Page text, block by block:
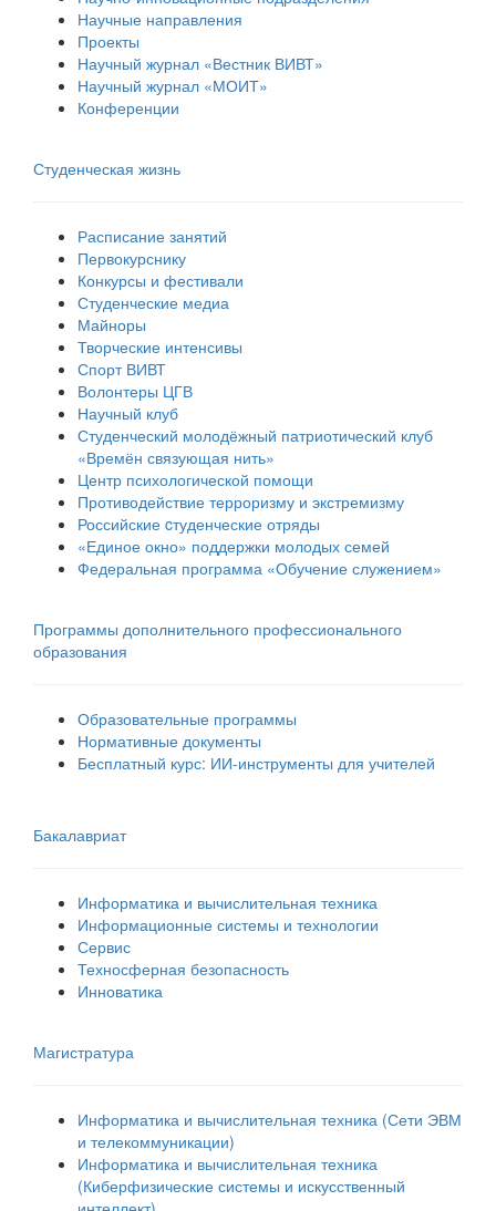
Научные направления
Проекты
Научный журнал «Вестник ВИВТ»
Научный журнал «МОИТ»
Конференции
Студенческая жизнь
Расписание занятий
Первокурснику
Конкурсы и фестивали
Студенческие медиа
Майноры
Творческие интенсивы
Спорт ВИВТ
Волонтеры ЦГВ
Научный клуб
Студенческий молодёжный патриотический клуб
«Времён связующая нить»
Центр психологической помощи
Противодействие терроризму и экстремизму
Российские cтуденческие отряды
«Единое окно» поддержки молодых семей
Федеральная программа «Обучение служением»
Программы дополнительного профессионального
образования
Образовательные программы
Нормативные документы
Бесплатный курс: ИИ‑инструменты для учителей
Бакалавриат
Информатика и вычислительная техника
Информационные системы и технологии
Сервис
Техносферная безопасность
Инноватика
Магистратура
Информатика и вычислительная техника (Сети ЭВМ
и телекоммуникации)
Информатика и вычислительная техника
(Киберфизические системы и искусственный